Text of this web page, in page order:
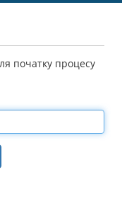
початку процесу